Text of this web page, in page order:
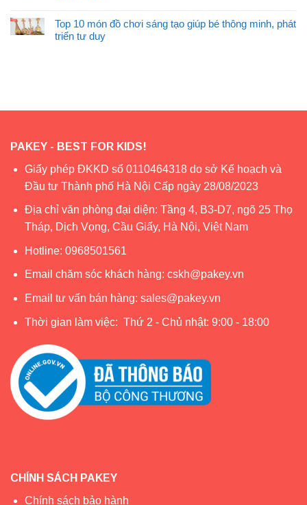
Top 10 món đồ chơi sáng tạo giúp bé thông minh, phát
triển tư duy
PAKEY - BEST FOR KIDS!
Giấy phép ĐKKD số 0110464318 do sở Kế hoạch và
Đầu tư Thành phố Hà Nội Cấp ngày 28/08/2023
Địa chỉ văn phòng đại diện: Tầng 4, B3-D7, ngõ 25 Thọ
Tháp, Dịch Vọng, Cầu Giấy, Hà Nội, Việt Nam
Hotline: 0968501561
Email chăm sóc khách hàng: cskh@pakey.vn
Email tư vấn bán hàng: sales@pakey.vn
Thời gian làm việc: Thứ 2 - Chủ nhật: 9:00 - 18:00
CHÍNH SÁCH PAKEY
Chính sách bảo hành